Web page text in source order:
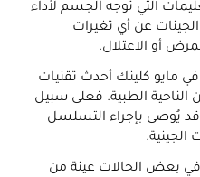
التي توجه الجسم لأداء
عن أي تغيرات
أو الاعتلال.
مايو كلينك أحدث تقنيات
الناحية الطبية. فعلى سبيل
قد يُوصى بإجراء التسلسل
الجينية.
في بعض الحالات عينة من